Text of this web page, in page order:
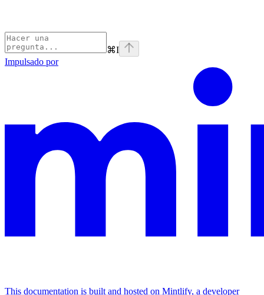
⌘I
Impulsado por
This documentation is built and hosted on Mintlify, a developer